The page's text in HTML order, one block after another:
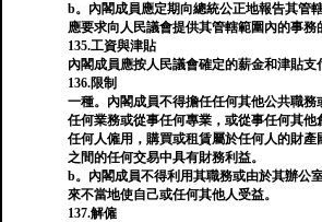
b。內閣成員應定期向總統公正地報告其管
應要求向人民議會提供其管轄範圍內的事務
135.工資與津貼
內閣成員應按人民議會確定的薪金和津貼支
136.限制
一種。內閣成員不得擔任任何其他公共職
任何業務或從事任何專業，或從事任何其
任何人僱用，購買或租賃屬於任何人的財
之間的任何交易中具有財務利益。
b。內閣成員不得利用其職務或由於其辦公
來不當地使自己或任何其他人受益。
137.解僱